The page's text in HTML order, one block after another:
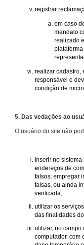
registrar
em caso
mandato
realizado
realizar cadastro,
responsável e
condição de
5. Das vedações ao
O usuário do site não
inserir no sistema
endereços de
falsos; empregar
falsas, ou ainda
verificada;
utilizar os
das finalidades
utilizar, no campo
computador, com